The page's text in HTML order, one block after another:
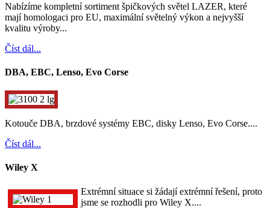
Nabízíme kompletní sortiment špičkových světel LAZER, které
mají homologaci pro EU, maximální světelný výkon a nejvyšší
kvalitu výroby...
Číst dál...
DBA, EBC, Lenso, Evo Corse
Kotouče DBA, brzdové systémy EBC, disky Lenso, Evo Corse....
Číst dál...
Wiley X
Extrémní situace si žádají extrémní řešení, proto
jsme se rozhodli pro Wiley X....